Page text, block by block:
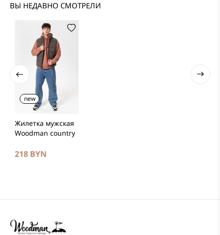
ВЫ НЕДАВНО СМОТРЕЛИ
new
Жилетка мужская
Woodman country
218 BYN